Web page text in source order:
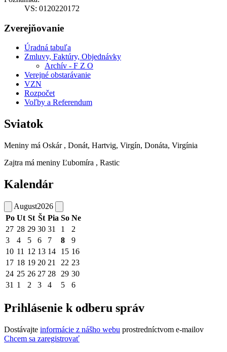
VS: 0120220172
Zverejňovanie
Úradná tabuľa
Zmluvy, Faktúry, Objednávky
Archív - F Z O
Verejné obstarávanie
VZN
Rozpočet
Voľby a Referendum
Sviatok
Meniny má Oskár , Donát, Hartvig, Virgín, Donáta, Virgínia
Zajtra má meniny Ľubomíra , Rastic
Kalendár
August2026
Po Ut St Št Pia So Ne
27 28 29 30 31 1
2
3
4 5 6 7 8
9
10 11 12 13 14 15 16
17 18 19 20 21 22 23
24 25 26 27 28 29 30
31 1 2 3 4 5 6
Prihlásenie k odberu správ
Dostávajte informácie z nášho webu prostredníctvom e-mailov
Chcem sa zaregistrovať